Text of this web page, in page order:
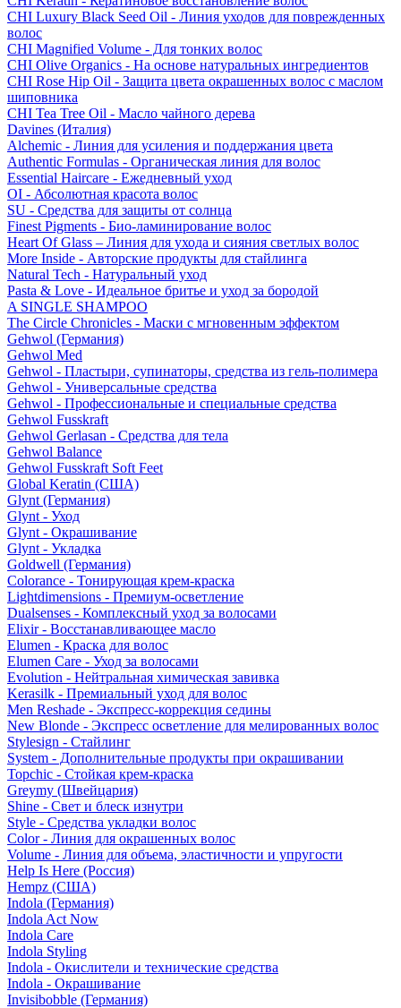
CHI Luxury Black Seed Oil - Линия уходов для поврежденных
волос
CHI Magnified Volume - Для тонких волос
CHI Olive Organics - На основе натуральных ингредиентов
CHI Rose Hip Oil - Защита цвета окрашенных волос с маслом
шиповника
CHI Tea Tree Oil - Масло чайного дерева
Davines (Италия)
Alchemic - Линия для усиления и поддержания цвета
Authentic Formulas - Органическая линия для волос
Essential Haircare - Eжедневный уход
OI - Абсолютная красота волос
SU - Средства для защиты от солнца
Finest Pigments - Био-ламинирование волос
Heart Of Glass – Линия для ухода и сияния светлых волос
More Inside - Авторские продукты для стайлинга
Natural Tech - Натуральный уход
Pasta & Love - Идеальное бритье и уход за бородой
A SINGLE SHAMPOO
The Circle Chronicles - Маски с мгновенным эффектом
Gehwol (Германия)
Gehwol Med
Gehwol - Пластыри, супинаторы, средства из гель-полимера
Gehwol - Универсальные средства
Gehwol - Профессиональные и специальные средства
Gehwol Fusskraft
Gehwol Gerlasan - Средства для тела
Gehwol Balance
Gehwol Fusskraft Soft Feet
Global Keratin (США)
Glynt (Германия)
Glynt - Уход
Glynt - Окрашивание
Glynt - Укладка
Goldwell (Германия)
Colorance - Тонирующая крем-краска
Lightdimensions - Премиум-осветление
Dualsenses - Комплексный уход за волосами
Elixir - Восстанавливающее масло
Elumen - Краска для волос
Elumen Care - Уход за волосами
Evolution - Нейтральная химическая завивка
Kerasilk - Премиальный уход для волос
Men Reshade - Экспресс-коррекция седины
New Blonde - Экспресс осветление для мелированных волос
Stylesign - Стайлинг
System - Дополнительные продукты при окрашивании
Topchic - Стойкая крем-краска
Greymy (Швейцария)
Shine - Свет и блеск изнутри
Style - Средства укладки волос
Color - Линия для окрашенных волос
Volume - Линия для объема, эластичности и упругости
Help Is Here (Россия)
Hempz (США)
Indola (Германия)
Indola Act Now
Indola Care
Indola Styling
Indola - Окислители и технические средства
Indola - Окрашивание
Invisibobble (Германия)